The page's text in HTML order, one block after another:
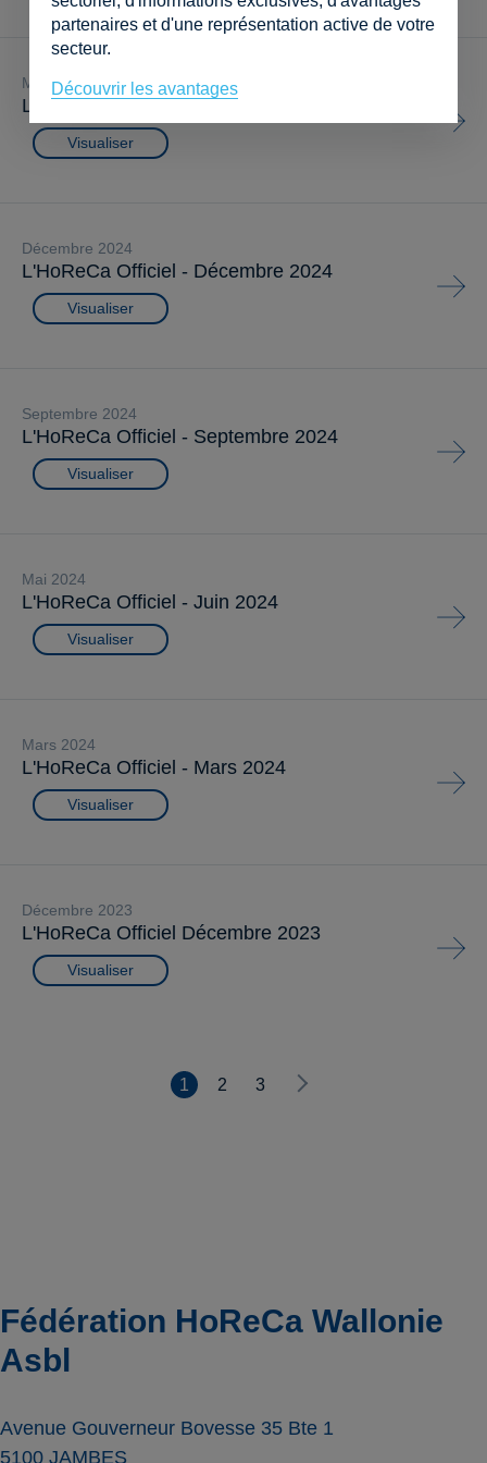
mars 2025
L'HoReCa Officiel - Mars 2025
Visualiser
décembre 2024
L'HoReCa Officiel - Décembre 2024
Visualiser
septembre 2024
L'HoReCa Officiel - Septembre 2024
Visualiser
mai 2024
L'HoReCa Officiel - Juin 2024
Visualiser
mars 2024
L'HoReCa Officiel - Mars 2024
Visualiser
décembre 2023
L'HoReCa Officiel Décembre 2023
Visualiser
1 2 3
Fédération HoReCa Wallonie
Asbl
Avenue Gouverneur Bovesse 35 Bte 1
5100 JAMBES
partenaires et d'une représentation active de votre
secteur.
Découvrir les avantages